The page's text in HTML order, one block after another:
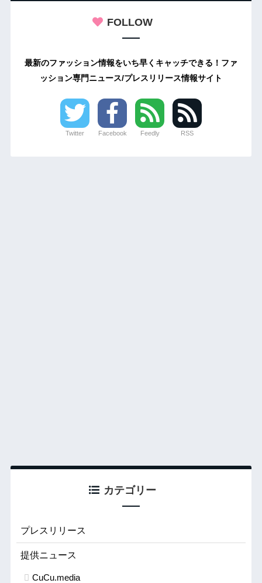
FOLLOW
最新のファッション情報をいち早くキャッチできる！ファ
ッション専門ニュース/プレスリリース情報サイト
Twitter Facebook Feedly RSS
カテゴリー
プレスリリース
提供ニュース
CuCu.media